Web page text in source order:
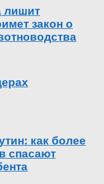
лишит
закон о
как более
спасают